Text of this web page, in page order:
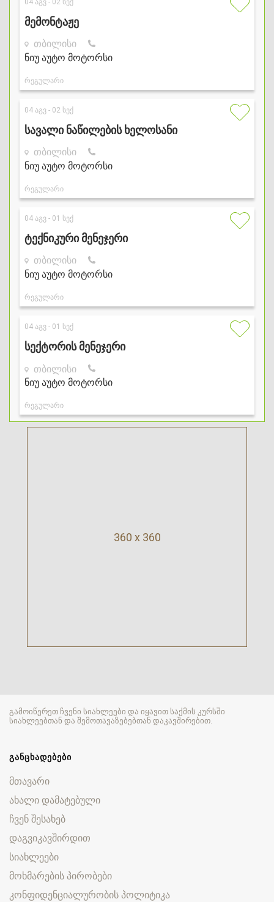
360 x 360
გამოიწერეთ ჩვენი სიახლეები და იყავით საქმის კურსში
სიახლეებთან და შემოთავაზებებთან დაკავშირებით.
ᲒᲐᲜᲪᲮᲐᲓᲔᲑᲔᲑᲘ
მთავარი
ახალი დამატებული
ჩვენ შესახებ
დაგვიკავშირდით
სიახლეები
მოხმარების პირობები
კონფიდენციალურობის პოლიტიკა